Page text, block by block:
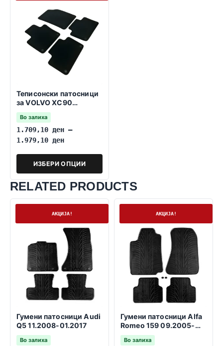
Теписонски патосници
за VOLVO XC90
01.2014-2026
Во залиха
1.709,10 ден –
1.979,10 ден
ИЗБЕРИ ОПЦИИ
RELATED PRODUCTS
АКЦИЈА!
Гумени патосници Audi
Q5 11.2008-01.2017
Во залиха
АКЦИЈА!
Гумени патосници Alfa
Romeo 159 09.2005-
11.2011
Во залиха